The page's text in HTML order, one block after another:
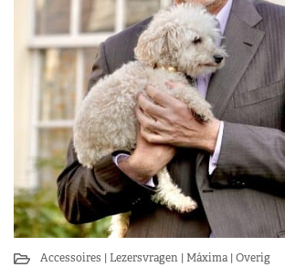
Accessoires Lezersvragen Máxima Overig